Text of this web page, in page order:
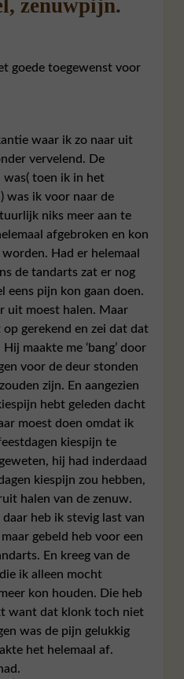
zenuwpijn.
goede toegewenst voor
waar ik zo naar uit
vervelend. De
was( toen ik in het
was ik voor naar de
niks meer aan te
afgebroken en kon
Had er helemaal
de tandarts zat er nog
eens pijn kon gaan doen.
uit moest halen. Maar
gerekend en zei dat dat
maakte me ‘bang’ door
voor de deur stonden
zijn. En aangezien
hebt geleden dacht
moest doen omdat ik
kiespijn te
hij had inderdaad
kiespijn zou hebben,
halen van de zenuw.
heb ik stevig last van
gebeld heb voor een
En kreeg van de
ik alleen mocht
kon houden. Die heb
want dat klonk toch niet
was de pijn gelukkig
het helemaal af.